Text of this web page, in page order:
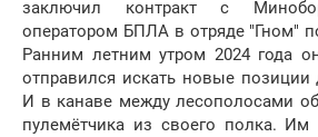
заключил контракт с
оператором БПЛА в отряде "Гном"
Ранним летним утром 2024 года
отправился искать новые позиции
И в канаве между лесополосами
пулемётчика из своего полка. Им